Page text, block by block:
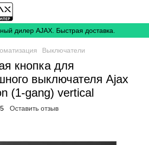
дилер AJAX. Быстрая доставка.
Выключатели
кнопка для
выключателя Ajax
(1-gang) vertical
Оставить отзыв